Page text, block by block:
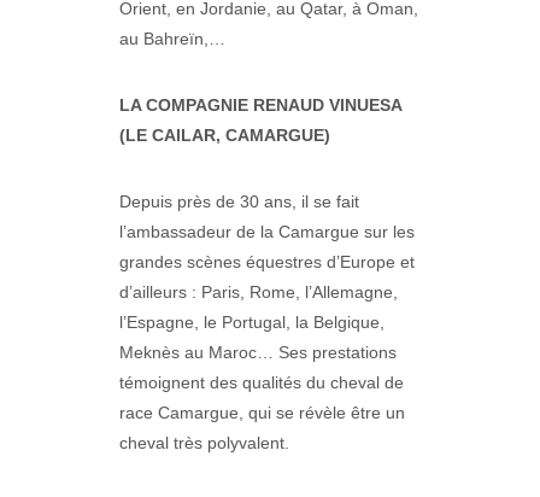
Orient, en Jordanie, au Qatar, à Oman,
au Bahreïn,…
LA COMPAGNIE RENAUD VINUESA
(LE CAILAR, CAMARGUE)
Depuis près de 30 ans, il se fait
l’ambassadeur de la Camargue sur les
grandes scènes équestres d’Europe et
d’ailleurs : Paris, Rome, l’Allemagne,
l’Espagne, le Portugal, la Belgique,
Meknès au Maroc… Ses prestations
témoignent des qualités du cheval de
race Camargue, qui se révèle être un
cheval très polyvalent.